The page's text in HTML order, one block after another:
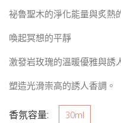
祕魯聖木的淨化能量與炙熱
喚起冥想的平靜
激發岩玫瑰的溫暖優雅與誘
塑造光滑崇高的誘人香調。
香氛容量: 30ml